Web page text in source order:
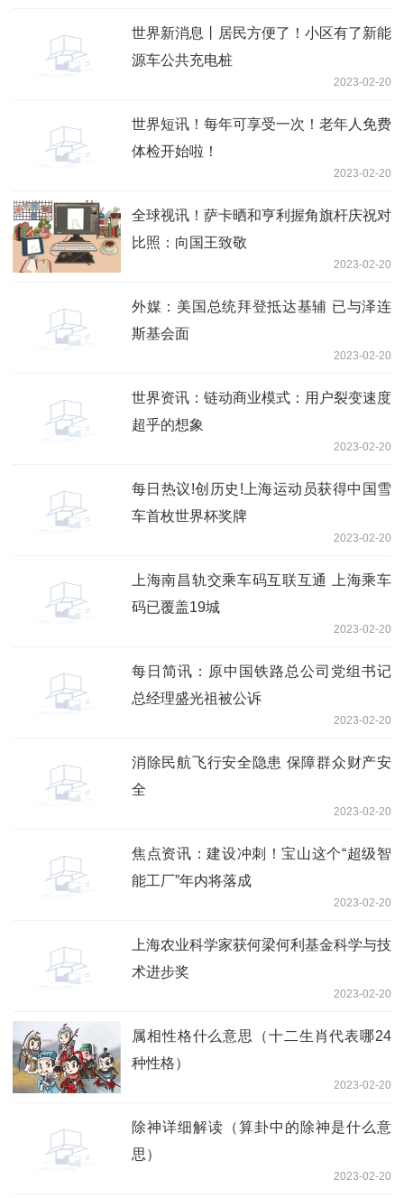
世界新消息丨居民方便了！小区有了新能
源车公共充电桩
2023-02-20
世界短讯！每年可享受一次！老年人免费
体检开始啦！
2023-02-20
全球视讯！萨卡晒和亨利握角旗杆庆祝对
比照：向国王致敬
2023-02-20
外媒：美国总统拜登抵达基辅 已与泽连
斯基会面
2023-02-20
世界资讯：链动商业模式：用户裂变速度
超乎的想象
2023-02-20
每日热议!创历史!上海运动员获得中国雪
车首枚世界杯奖牌
2023-02-20
上海南昌轨交乘车码互联互通 上海乘车
码已覆盖19城
2023-02-20
每日简讯：原中国铁路总公司党组书记
总经理盛光祖被公诉
2023-02-20
消除民航飞行安全隐患 保障群众财产安
全
2023-02-20
焦点资讯：建设冲刺！宝山这个“超级智
能工厂”年内将落成
2023-02-20
上海农业科学家获何梁何利基金科学与技
术进步奖
2023-02-20
属相性格什么意思（十二生肖代表哪24
种性格）
2023-02-20
除神详细解读（算卦中的除神是什么意
思）
2023-02-20